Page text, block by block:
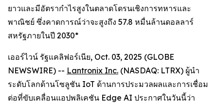
ยาวและมีอัตรากำไรสูงในตลาดโดรนเชิงการทหารและ
พาณิชย์ ซึ่งคาดการณ์ว่าจะสูงถึง 57.8 หมื่นล้านดอลลาร์
สหรัฐภายในปี 2030*
เออร์ไวน์ รัฐแคลิฟอร์เนีย, Oct. 03, 2025 (GLOBE
NEWSWIRE) -- Lantronix Inc. (NASDAQ: LTRX) ผู้นำ
ระดับโลกด้านโซลูชัน IoT ด้านการประมวลผลและการเชื่อม
ต่อที่ขับเคลื่อนแอปพลิเคชัน Edge AI ประกาศในวันนี้ว่า